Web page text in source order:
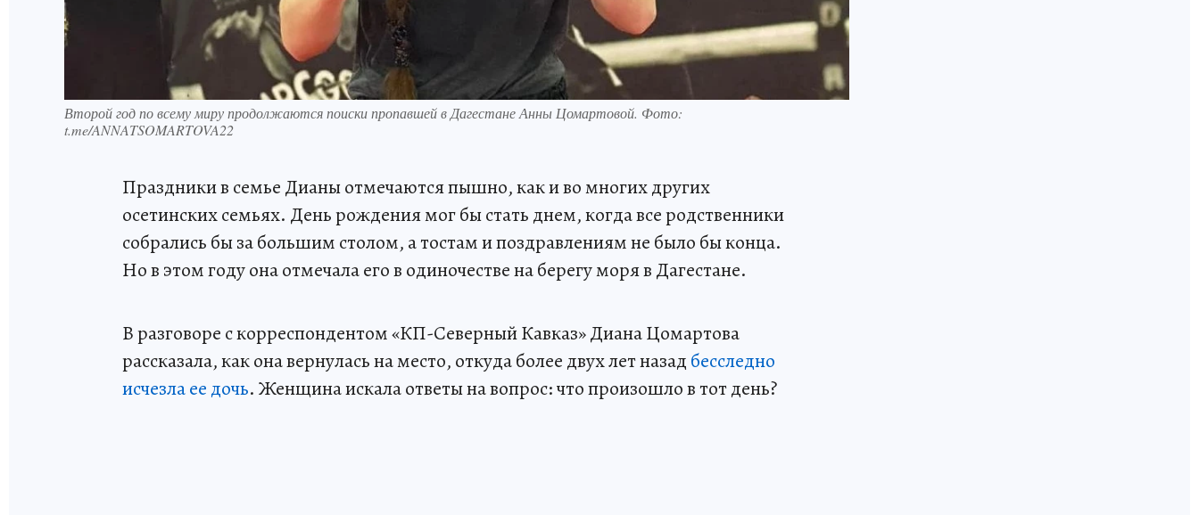
Второй год по всему миру продолжаются поиски пропавшей в Дагестане Анны Цомартовой. Фото:
t.me/ANNATSOMARTOVA22
Праздники в семье Дианы отмечаются пышно, как и во многих других
осетинских семьях. День рождения мог бы стать днем, когда все родственники
собрались бы за большим столом, а тостам и поздравлениям не было бы конца.
Но в этом году она отмечала его в одиночестве на берегу моря в Дагестане.
В разговоре с корреспондентом «КП-Северный Кавказ» Диана Цомартова
рассказала, как она вернулась на место, откуда более двух лет назад бесследно
исчезла ее дочь. Женщина искала ответы на вопрос: что произошло в тот день?